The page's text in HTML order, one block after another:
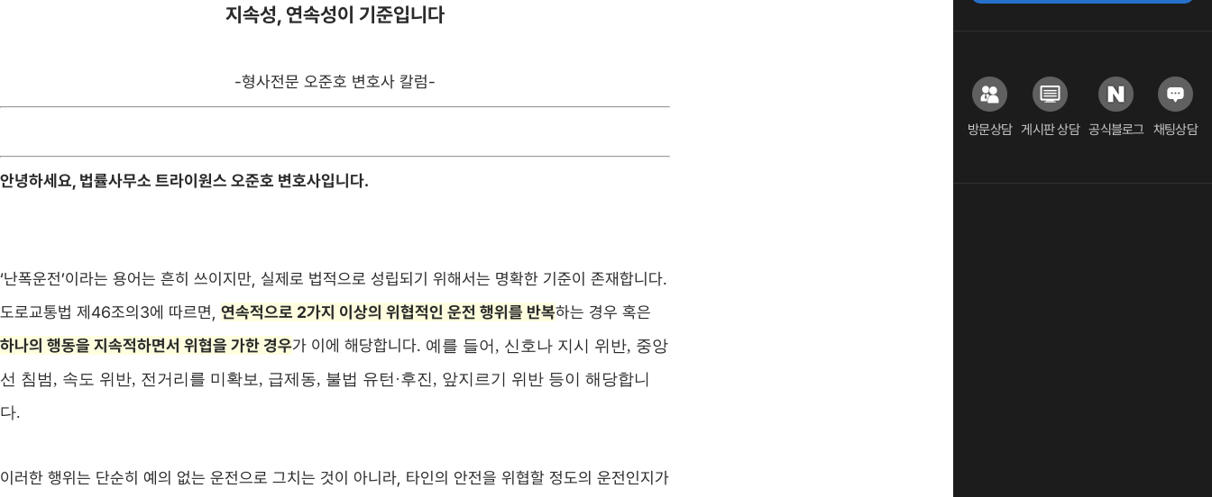
방문상담 게시판 상담 공식블로그 채팅상담
지속성, 연속성이 기준입니다
-형사전문 오준호 변호사 칼럼-
안녕하세요, 법률사무소 트라이원스 오준호 변호사입니다.
‘난폭운전’이라는 용어는 흔히 쓰이지만, 실제로 법적으로 성립되기 위해서는 명확한 기준이 존재합니다.
도로교통법 제46조의3에 따르면, 연속적으로 2가지 이상의 위협적인 운전 행위를 반복하는 경우 혹은
하나의 행동을 지속적하면서 위협을 가한 경우가 이에 해당합니다. 예를 들어, 신호나 지시 위반, 중앙
선 침범, 속도 위반, 전거리를 미확보, 급제동, 불법 유턴·후진, 앞지르기 위반 등이 해당합니
다.
이러한 행위는 단순히 예의 없는 운전으로 그치는 것이 아니라, 타인의 안전을 위협할 정도의 운전인지가